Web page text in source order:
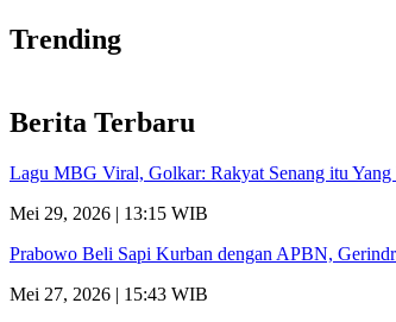
Trending
Berita Terbaru
Lagu MBG Viral, Golkar: Rakyat Senang itu Yang
Mei 29, 2026 | 13:15 WIB
Prabowo Beli Sapi Kurban dengan APBN,
Mei 27, 2026 | 15:43 WIB